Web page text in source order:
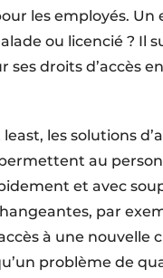
les employés. Un
ou licencié ? Il
ses droits d’accès
les solutions
au
et avec
par
à une nouvelle
problème de